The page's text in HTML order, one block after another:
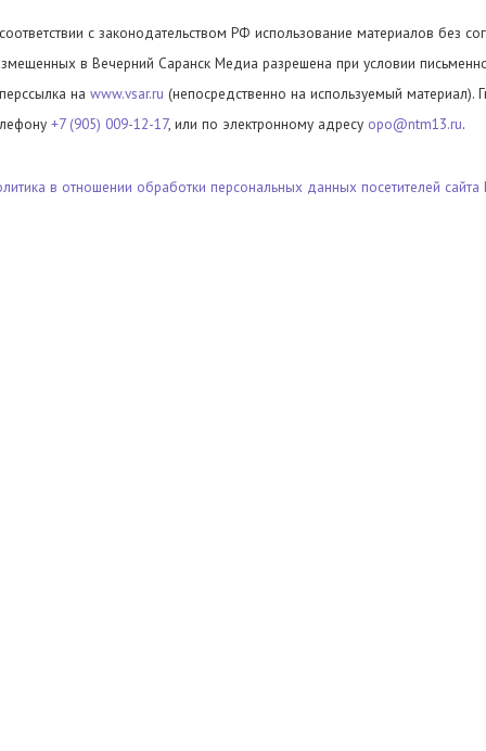
с законодательством РФ использование материалов без
в Вечерний Саранск Медиа разрешена при условии
на www.vsar.ru (непосредственно на используемый материал).
+7 (905) 009-12-17, или по электронному адресу opo@ntm13.ru.
в отношении обработки персональных данных посетителей